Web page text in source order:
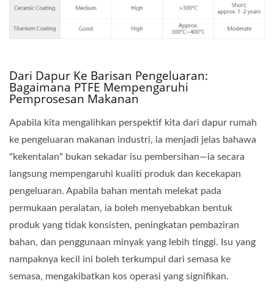
Dari Dapur Ke Barisan Pengeluaran:
Bagaimana PTFE Mempengaruhi
Pemprosesan Makanan
Apabila kita mengalihkan perspektif kita dari dapur rumah
ke pengeluaran makanan industri, ia menjadi jelas bahawa
"kekentalan" bukan sekadar isu pembersihan—ia secara
langsung mempengaruhi kualiti produk dan kecekapan
pengeluaran. Apabila bahan mentah melekat pada
permukaan peralatan, ia boleh menyebabkan bentuk
produk yang tidak konsisten, peningkatan pembaziran
bahan, dan penggunaan minyak yang lebih tinggi. Isu yang
nampaknya kecil ini boleh terkumpul dari semasa ke
semasa, mengakibatkan kos operasi yang signifikan.